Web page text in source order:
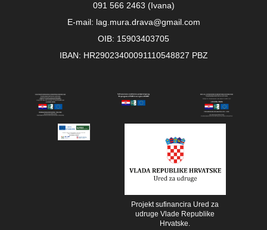
091 566 2463 (Ivana)
E-mail: lag.mura.drava@gmail.com
OIB: 15903403705
IBAN: HR29023400091110548827 PBZ
Projekt sufinancira Ured za
udruge Vlade Republike
Hrvatske.